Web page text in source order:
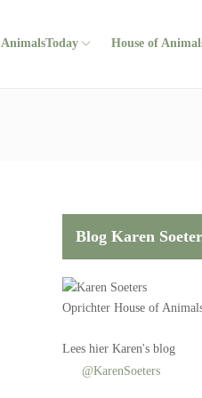
AnimalsToday House of
Blog Karen
OprichterHouse of
Leeshier Karen's blog
@KarenSoeters